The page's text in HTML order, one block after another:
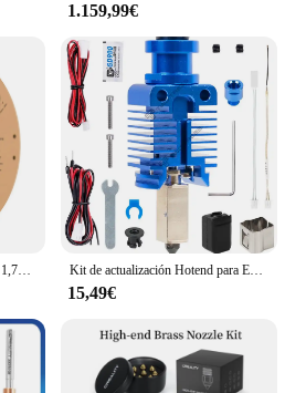
1.159,99€
Creality Hyper Filamento PLA 1,75 mm Alta fluidez Material de impresión 3D de alta velocidad Carrete de extrusión estable Dimensional 1 KG Kit de actualización Hotend para Ender 3/CR10/VORON 2,4 cabezal de impresión de alta velocidad TZ-E3 extrusora de alta gama j-head Hot End para Creality Ender3 V2
15,49€